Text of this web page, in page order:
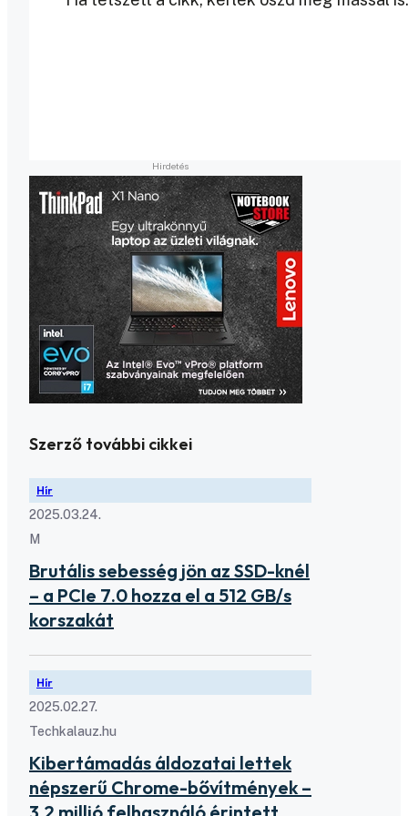
Szerző további cikkei
Hír
2025.03.24.
M
Brutális sebesség jön az SSD-knél
– a PCIe 7.0 hozza el a 512 GB/s
korszakát
Hír
2025.02.27.
Techkalauz.hu
Kibertámadás áldozatai lettek
népszerű Chrome-bővítmények –